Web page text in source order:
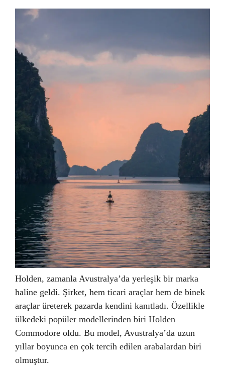
Holden, zamanla Avustralya’da yerleşik bir marka
haline geldi. Şirket, hem ticari araçlar hem de binek
araçlar üreterek pazarda kendini kanıtladı. Özellikle
ülkedeki popüler modellerinden biri Holden
Commodore oldu. Bu model, Avustralya’da uzun
yıllar boyunca en çok tercih edilen arabalardan biri
olmuştur.